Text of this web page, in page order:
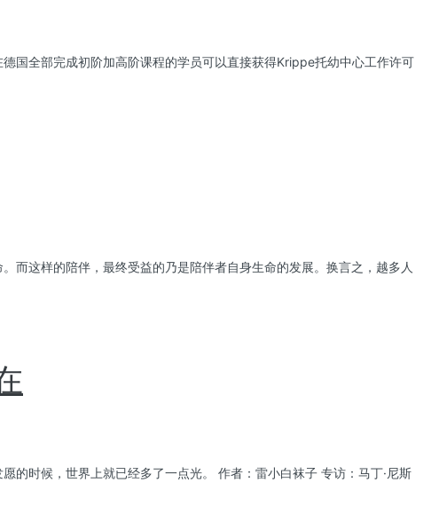
国全部完成初阶加高阶课程的学员可以直接获得Krippe托幼中心工作许可
而这样的陪伴，最终受益的乃是陪伴者自身生命的发展。换言之，越多人
的时候，世界上就已经多了一点光。 作者：雷小白袜子 专访：马丁·尼斯